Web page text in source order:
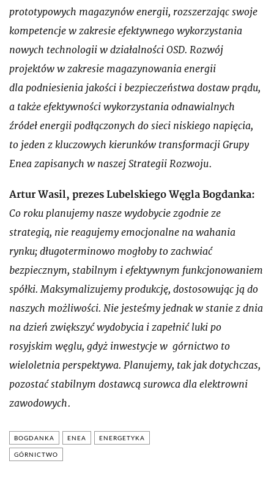
prototypowych magazynów energii, rozszerzając swoje
kompetencje w zakresie efektywnego wykorzystania
nowych technologii w działalności OSD. Rozwój
projektów w zakresie magazynowania energii
dla podniesienia jakości i bezpieczeństwa dostaw prądu,
a także efektywności wykorzystania odnawialnych
źródeł energii podłączonych do sieci niskiego napięcia,
to jeden z kluczowych kierunków transformacji Grupy
Enea zapisanych w naszej Strategii Rozwoju.
Artur Wasil, prezes Lubelskiego Węgla Bogdanka:
Co roku planujemy nasze wydobycie zgodnie ze
strategią, nie reagujemy emocjonalne na wahania
rynku; długoterminowo mogłoby to zachwiać
bezpiecznym, stabilnym i efektywnym funkcjonowaniem
spółki. Maksymalizujemy produkcję, dostosowując ją do
naszych możliwości. Nie jesteśmy jednak w stanie z dnia
na dzień zwiększyć wydobycia i zapełnić luki po
rosyjskim węglu, gdyż inwestycje w górnictwo to
wieloletnia perspektywa. Planujemy, tak jak dotychczas,
pozostać stabilnym dostawcą surowca dla elektrowni
zawodowych.
BOGDANKA ENEA ENERGETYKA
GÓRNICTWO